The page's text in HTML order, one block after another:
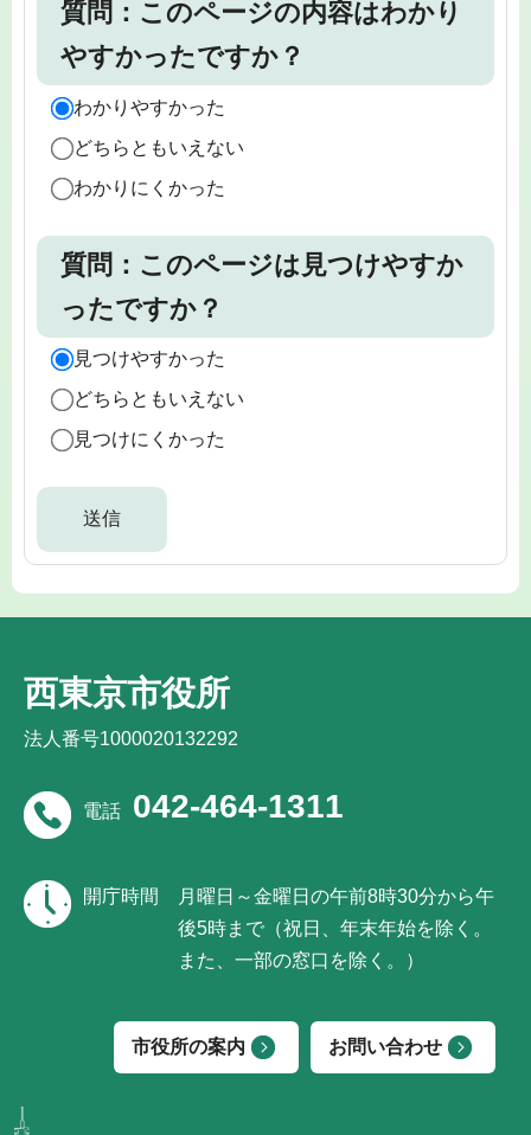
質問：このページの内容はわかり
やすかったですか？
わかりやすかった
どちらともいえない
わかりにくかった
質問：このページは見つけやすか
ったですか？
見つけやすかった
どちらともいえない
見つけにくかった
西東京市役所
法人番号1000020132292
電話 042-464-1311
開庁時間
月曜日～金曜日の午前8時30分から午
後5時まで（祝日、年末年始を除く。
また、一部の窓口を除く。）
市役所の案内 お問い合わせ